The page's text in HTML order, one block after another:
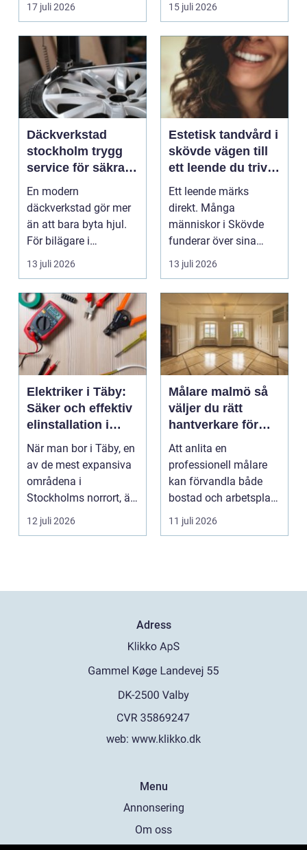
17 juli 2026 15 juli 2026
Däckverkstad
stockholm trygg
service för säkra
mil året runt
En modern
däckverkstad gör mer
än att bara byta hjul.
För bilägare i
Stockholm handlar
valet av däck...
13 juli 2026
Estetisk tandvård i
skövde vägen till
ett leende du trivs
med
Ett leende märks
direkt. Många
människor i Skövde
funderar över sina
tänder, men skjuter
upp att gör...
13 juli 2026
Elektriker i Täby:
Säker och effektiv
elinstallation i
norrort
När man bor i Täby, en
av de mest expansiva
områdena i
Stockholms norrort, är
b...
12 juli 2026
Målare malmö så
väljer du rätt
hantverkare för
hem och företag
Att anlita en
professionell målare
kan förvandla både
bostad och arbetsplats
på kort tid. Färger, yt...
11 juli 2026
Adress
web: www.klikko.dk
Menu
Annonsering
Om oss